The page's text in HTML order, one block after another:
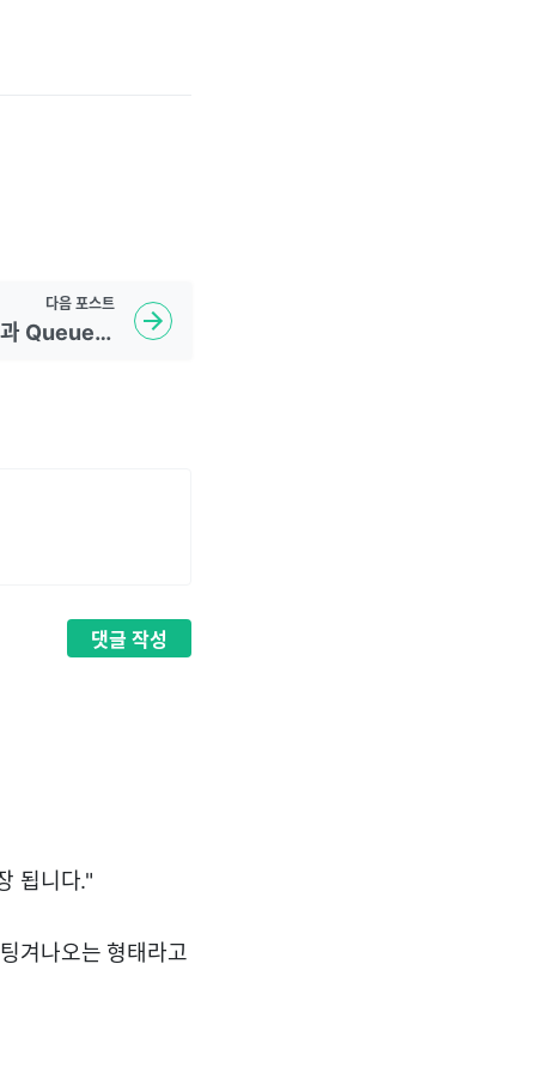
다음 포스트
[자료구조] Stack(스택)과 Queue(큐)
댓글 작성
됩니다."
겨나오는 형태라고